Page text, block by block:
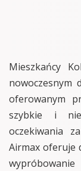
Mieszkańcy
nowoczesnym
oferowanym
szybkie i
oczekiwania
Airmax oferuje